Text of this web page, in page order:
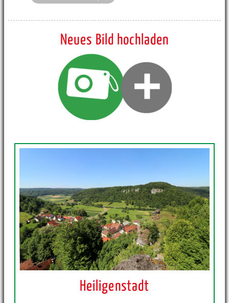
Neues Bild hochladen
Heiligenstadt